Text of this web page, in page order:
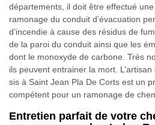
départements, il doit être effectué
ramonage du conduit d’évacuation
d’incendie à cause des résidus de
de la paroi du conduit ainsi que les
dont le monoxyde de carbone. Très
ils peuvent entrainer la mort.
sis à Saint Jean Pla De Corts est un
compétent pour un ramonage de
Entretien parfait de votre